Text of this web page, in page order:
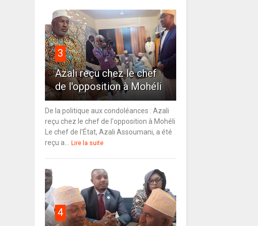
3
Azali reçu chez le chef
de l'opposition à Mohéli
De la politique aux condoléances : Azali
reçu chez le chef de l'opposition à Mohéli
Le chef de l'État, Azali Assoumani, a été
reçu a...
Lire la suite
4